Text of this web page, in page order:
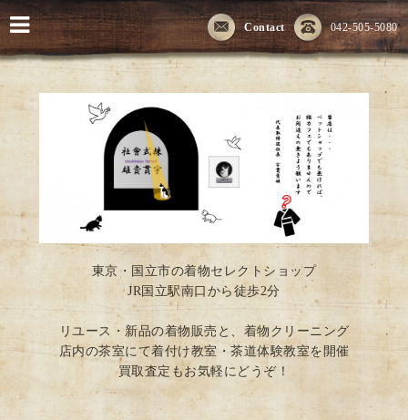
042-505-5080
Contact
東京・国立市の着物セレクトショップ
JR国立駅南口から徒歩2分
リユース・新品の着物販売と、着物クリーニング
店内の茶室にて着付け教室・茶道体験教室を開催
買取査定もお気軽にどうぞ！